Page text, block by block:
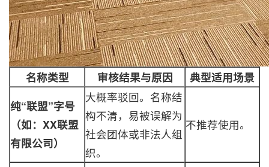
名称类型 审核结果与原因
典型适用场景
纯“联盟”字号
（如：XX联盟
有限公司）
大概率驳回。名称结
构不清，易被误解为
社会团体或非法人组
织。
不推荐使用。